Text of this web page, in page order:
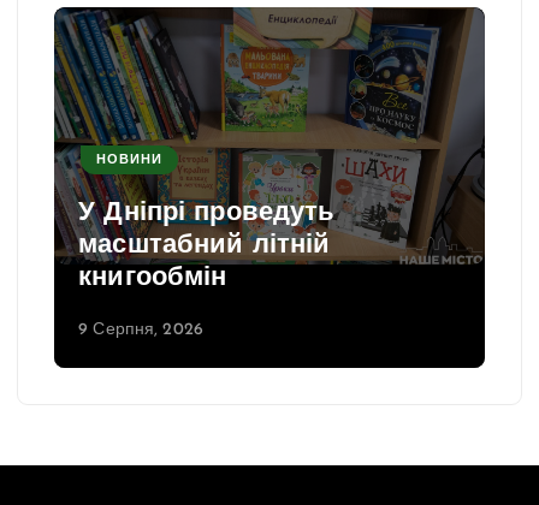
НОВИНИ
У Дніпрі проведуть
масштабний літній
книгообмін
9 Серпня, 2026